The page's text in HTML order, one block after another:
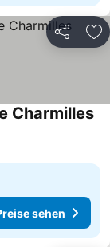
Teilen
Charmilles
sehen